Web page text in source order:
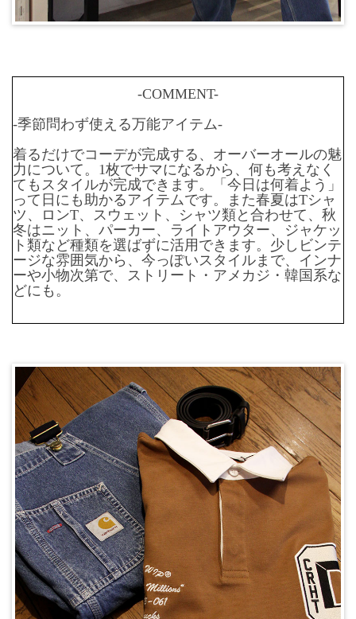
-COMMENT-
-季節問わず使える万能アイテム-
着るだけでコーデが完成する、オーバーオールの魅
力について。1枚でサマになるから、何も考えなく
てもスタイルが完成できます。「今日は何着よう」
って日にも助かるアイテムです。また春夏はTシャ
ツ、ロンT、スウェット、シャツ類と合わせて、秋
冬はニット、パーカー、ライトアウター、ジャケッ
ト類など種類を選ばずに活用できます。少しビンテ
ージな雰囲気から、今っぽいスタイルまで、インナ
ーや小物次第で、ストリート・アメカジ・韓国系な
どにも。